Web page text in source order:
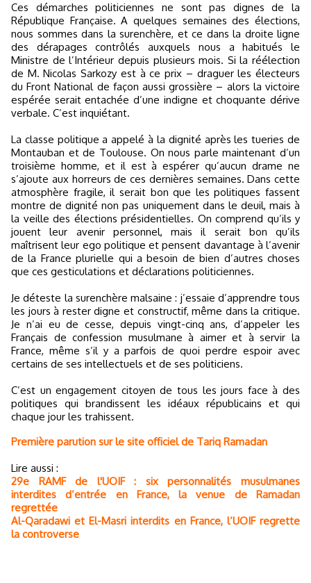
Ces démarches politiciennes ne sont pas dignes de la
République Française. A quelques semaines des élections,
nous sommes dans la surenchère, et ce dans la droite ligne
des dérapages contrôlés auxquels nous a habitués le
Ministre de l’Intérieur depuis plusieurs mois. Si la réélection
de M. Nicolas Sarkozy est à ce prix – draguer les électeurs
du Front National de façon aussi grossière – alors la victoire
espérée serait entachée d’une indigne et choquante dérive
verbale. C’est inquiétant.
La classe politique a appelé à la dignité après les tueries de
Montauban et de Toulouse. On nous parle maintenant d’un
troisième homme, et il est à espérer qu’aucun drame ne
s’ajoute aux horreurs de ces dernières semaines. Dans cette
atmosphère fragile, il serait bon que les politiques fassent
montre de dignité non pas uniquement dans le deuil, mais à
la veille des élections présidentielles. On comprend qu’ils y
jouent leur avenir personnel, mais il serait bon qu’ils
maîtrisent leur ego politique et pensent davantage à l’avenir
de la France plurielle qui a besoin de bien d’autres choses
que ces gesticulations et déclarations politiciennes.
Je déteste la surenchère malsaine : j’essaie d’apprendre tous
les jours à rester digne et constructif, même dans la critique.
Je n’ai eu de cesse, depuis vingt-cinq ans, d’appeler les
Français de confession musulmane à aimer et à servir la
France, même s’il y a parfois de quoi perdre espoir avec
certains de ses intellectuels et de ses politiciens.
C’est un engagement citoyen de tous les jours face à des
politiques qui brandissent les idéaux républicains et qui
chaque jour les trahissent.
Première parution sur le site officiel de Tariq Ramadan
Lire aussi :
29e RAMF de l'UOIF : six personnalités musulmanes
interdites d’entrée en France, la venue de Ramadan
regrettée
Al-Qaradawi et El-Masri interdits en France, l’UOIF regrette
la controverse